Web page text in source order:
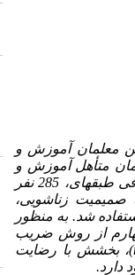
معلمان آموزش و
متأهل آموزش و
پرورش شاوور، در سال 92، به تعداد 1100 نفر بوده است که با استفاده از روش نمونه­گیری تصادفی طبقه­ای، 285 نفر
صمیمیت زناشویی،
شد. به منظور
از روش ضریب
)، بخشش با رضایت
دارد.